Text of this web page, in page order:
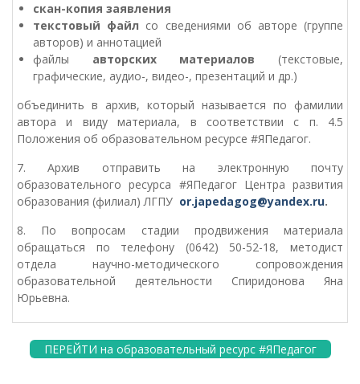
скан-копия заявления
текстовый файл со сведениями об авторе (группе
авторов) и аннотацией
файлы авторских материалов (текстовые,
графические, аудио-, видео-, презентаций и др.)
объединить в архив, который называется по фамилии
автора и виду материала, в соответствии с п. 4.5
Положения об образовательном ресурсе #ЯПедагог.
7. Архив отправить на электронную почту
образовательного ресурса #ЯПедагог Центра развития
образования (филиал) ЛГПУ or.japedagog@yandex.ru.
8. По вопросам стадии продвижения материала
обращаться по телефону (0642) 50-52-18, методист
отдела научно-методического сопровождения
образовательной деятельности Спиридонова Яна
Юрьевна.
ПЕРЕЙТИ на образовательный ресурс #ЯПедагог